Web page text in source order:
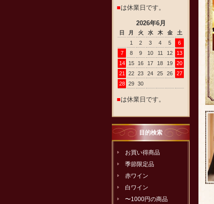
■は休業日です。
2026年6月
日 月 火 水 木 金
土
1
2 3 4 5
6
7
8 9 10 11 12
13
14
15 16 17 18 19
20
21
22 23 24 25 26
27
28
29 30
■は休業日です。
目的検索
お買い得商品
季節限定品
赤ワイン
白ワイン
〜1000円の商品